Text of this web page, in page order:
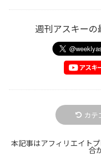
週刊アスキーの
カテ
本記事はアフィリエイト
合